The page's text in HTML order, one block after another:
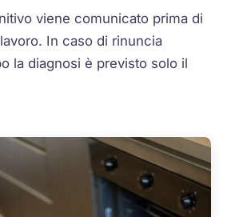
viene comunicato prima di
In caso di rinuncia
la diagnosi è previsto solo il